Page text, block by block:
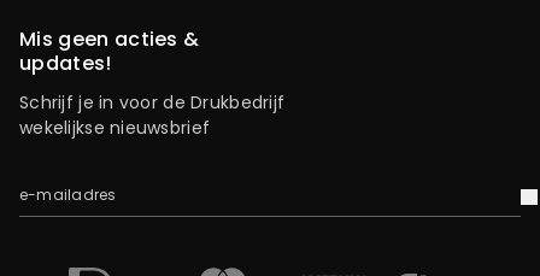
Mis geen acties &
updates!
Schrijf je in voor de Drukbedrijf
wekelijkse nieuwsbrief
e-mailadres